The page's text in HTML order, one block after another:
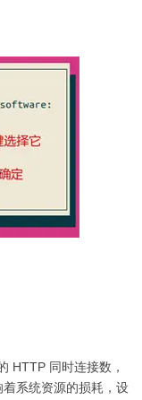
HTTP 同时连接数，
系统资源的损耗，设